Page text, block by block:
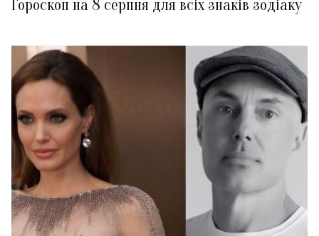
Гороскоп на 8 серпня для всіх знаків зодіаку